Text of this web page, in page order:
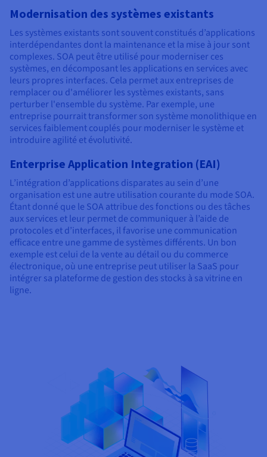
Modernisation des systèmes existants
Les systèmes existants sont souvent constitués d’applications
interdépendantes dont la maintenance et la mise à jour sont
complexes. SOA peut être utilisé pour moderniser ces
systèmes, en décomposant les applications en services avec
leurs propres interfaces. Cela permet aux entreprises de
remplacer ou d'améliorer les systèmes existants, sans
perturber l'ensemble du système. Par exemple, une
entreprise pourrait transformer son système monolithique en
services faiblement couplés pour moderniser le système et
introduire agilité et évolutivité.
Enterprise Application Integration (EAI)
L’intégration d’applications disparates au sein d’une
organisation est une autre utilisation courante du mode SOA.
Étant donné que le SOA attribue des fonctions ou des tâches
aux services et leur permet de communiquer à l’aide de
protocoles et d’interfaces, il favorise une communication
efficace entre une gamme de systèmes différents. Un bon
exemple est celui de la vente au détail ou du commerce
électronique, où une entreprise peut utiliser la SaaS pour
intégrer sa plateforme de gestion des stocks à sa vitrine en
ligne.